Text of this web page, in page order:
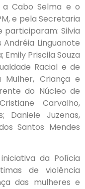
a Cabo Selma e o
e pela Secretaria
participaram: Silvia
Linguanote
Priscila Souza
Racial e de
Criança e
do Núcleo de
Carvalho,
Daniele Juzenas,
Santos Mendes
da Polícia
de violência
das mulheres e